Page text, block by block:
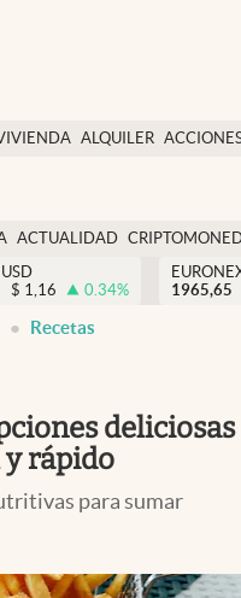
ALQUILER
USA
ACTUALIDAD
$ 1,16 0.34%
1965,65
Recetas
deliciosas
rápido
para sumar